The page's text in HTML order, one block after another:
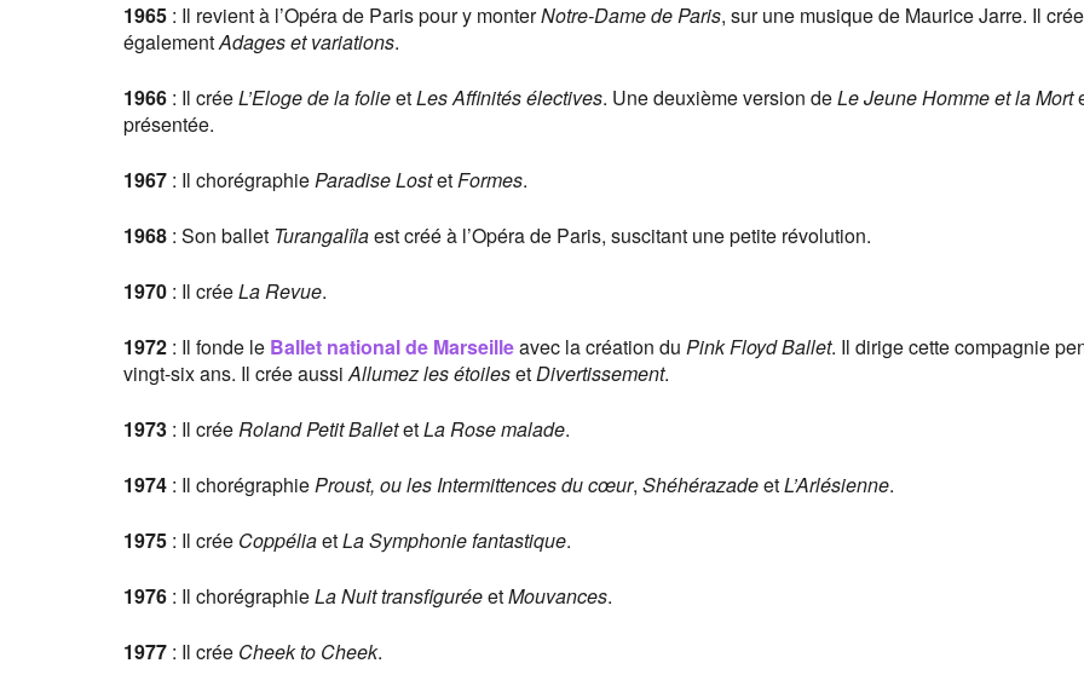
1965 : Il revient à l’Opéra de Paris pour y monterNotre-Dame de Paris, sur une musique de Maurice Jarre. Il crée
égalementAdages et variations.
1966 : Il créeL’Eloge de la folieetLes Affinités électives. Une deuxième version deLe Jeune Homme et la Mort
présentée.
1967 : Il chorégraphieParadise LostetFormes.
1968 : Son ballet Turangalîlaest créé à l’Opéra de Paris, suscitant une petite révolution.
1970 : Il créeLa Revue.
1972 : Il fonde le Ballet national de Marseilleavec la création du Pink Floyd Ballet. Il dirige cette compagnie
vingt-six ans. Il crée aussiAllumez les étoilesetDivertissement.
1973 : Il créeRoland Petit BalletetLa Rose malade.
1974 : Il chorégraphieProust, ou les Intermittences du cœur, ShéhérazadeetL’Arlésienne.
1975 : Il crée CoppéliaetLa Symphonie fantastique.
1976 : Il chorégraphieLa Nuit transfiguréeetMouvances.
1977 : Il crée Cheek to Cheek.